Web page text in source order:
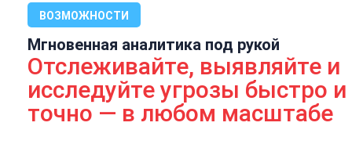
ВОЗМОЖНОСТИ
Мгновенная аналитика под рукой​
Отслеживайте, выявляйте и
исследуйте угрозы быстро и
точно — в любом масштабе​